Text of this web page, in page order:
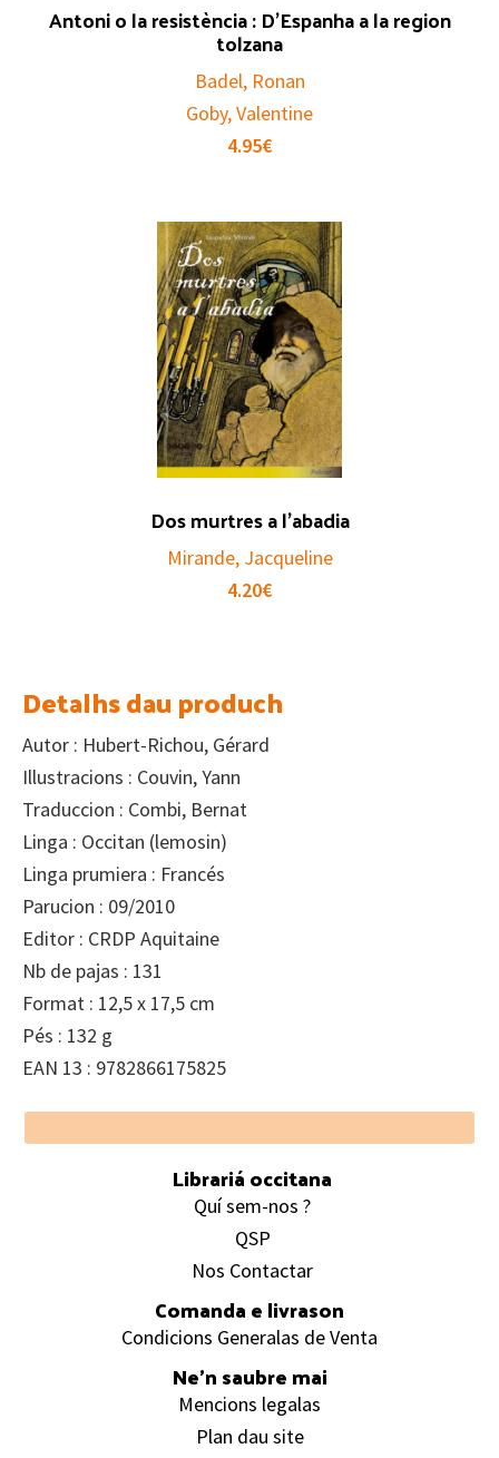
Antoni o la resistència : D’Espanha a la region
tolzana
Badel, Ronan
Goby, Valentine
4.95€
Dos murtres a l’abadia
Mirande, Jacqueline
4.20€
Detalhs dau produch
Autor : Hubert-Richou, Gérard
Illustracions : Couvin, Yann
Traduccion : Combi, Bernat
Linga : Occitan (lemosin)
Linga prumiera : Francés
Parucion : 09/2010
Editor : CRDP Aquitaine
Nb de pajas : 131
Format : 12,5 x 17,5 cm
Pés : 132 g
EAN 13 : 9782866175825
Footer
Librariá occitana
Quí sem-nos ?
QSP
Nos Contactar
Comanda e livrason
Condicions Generalas de Venta
Ne’n saubre mai
Mencions legalas
Plan dau site